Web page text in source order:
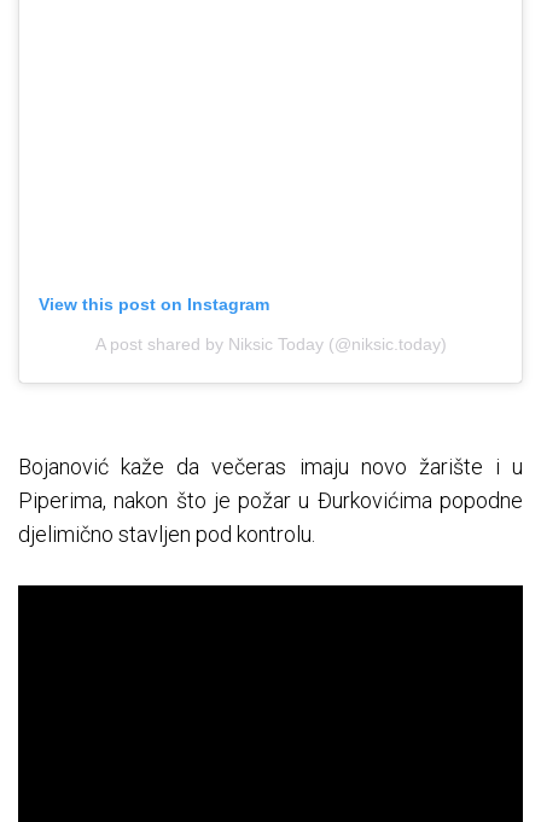
View this post on Instagram
A post shared by Niksic Today (@niksic.today)
Bojanović kaže da večeras imaju novo žarište i u
Piperima, nakon što je požar u Đurkovićima popodne
djelimično stavljen pod kontrolu.